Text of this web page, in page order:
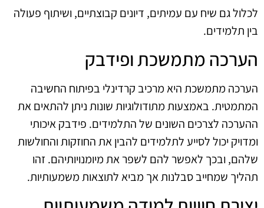
לכלול גם שיח עם עמיתים, דיונים קבוצתיים, ושיתוף פעולה
בין תלמידים.
הערכה מתמשכת ופידבק
הערכה מתמשכת היא מרכיב קרדינלי בפיתוח החשיבה
המתמטית. באמצעות מתודולוגיות שונות ניתן להתאים את
ההערכה לצרכים השונים של התלמידים. פידבק איכותי
ומדויק יכול לסייע לתלמידים להבין את החוזקות והחולשות
שלהם, ובכך לאפשר להם לשפר את מיומנויותיהם. זהו
תהליך שמחייב סבלנות אך מביא לתוצאות משמעותיות.